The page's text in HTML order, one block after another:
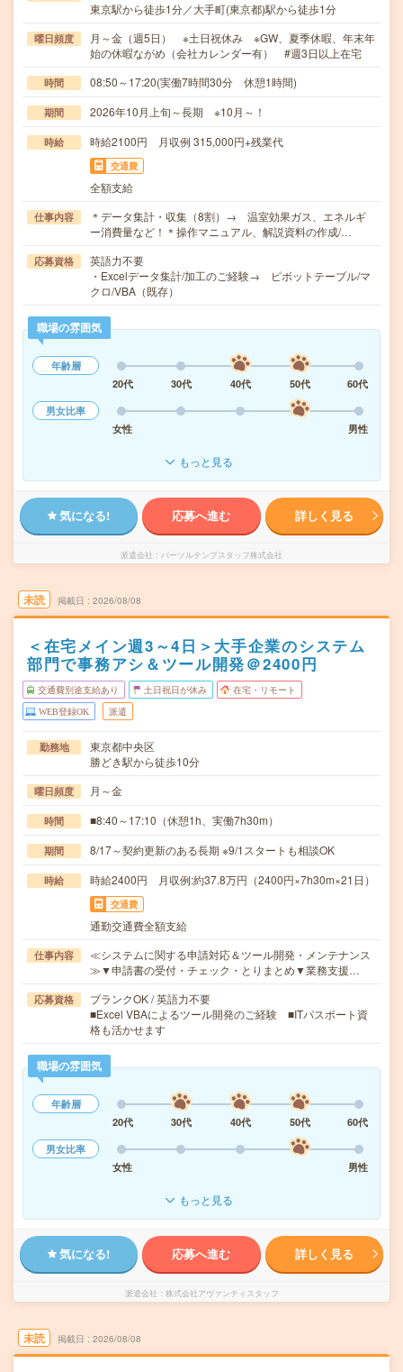
東京駅から徒歩1分／大手町(東京都)駅から徒歩1分
曜日頻度
月～金（週5日） ※土日祝休み ※GW、夏季休暇、年末年
始の休暇ながめ（会社カレンダー有） #週3日以上在宅
時間 08:50～17:20(実働7時間30分 休憩1時間)
期間 2026年10月上旬～長期 ※10月～！
時給 時給2100円 月収例 315,000円+残業代
交通費
全額支給
仕事内容
＊データ集計・収集（8割）→ 温室効果ガス、エネルギ
ー消費量など！＊操作マニュアル、解説資料の作成/…
応募資格
英語力不要
・Excelデータ集計/加工のご経験→ ピボットテーブル/マ
クロ/VBA（既存）
職場の雰囲気
年齢層
20代
30代 40代 50代
60代
男女比率
女性
男性
もっと見る
気になる! 応募へ進む 詳しく見る
派遣会社 パーソルテンプスタッフ株式会社
未読 掲載日 2026/08/08
＜在宅メイン週3～4日＞大手企業のシステム
部門で事務アシ＆ツール開発＠2400円
交通費別途支給あり 土日祝日が休み 在宅・リモート
WEB登録OK 派遣
勤務地
東京都中央区
勝どき駅から徒歩10分
曜日頻度 月～金
時間 ■8:40～17:10（休憩1h、実働7h30m）
期間 8/17～契約更新のある長期 ※9/1スタートも相談OK
時給 時給2400円 月収例:約37.8万円（2400円×7h30m×21日）
交通費
通勤交通費全額支給
仕事内容
≪システムに関する申請対応＆ツール開発・メンテナンス
≫▼申請書の受付・チェック・とりまとめ▼業務支援…
応募資格
ブランクOK / 英語力不要
■Excel VBAによるツール開発のご経験 ■ITパスポート資
格も活かせます
職場の雰囲気
年齢層
20代
30代 40代 50代
60代
男女比率
女性
男性
もっと見る
気になる! 応募へ進む 詳しく見る
派遣会社 株式会社アヴァンティスタッフ
未読 掲載日 2026/08/08